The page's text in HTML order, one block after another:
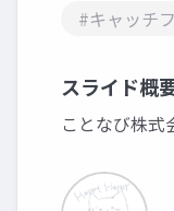
#キャッチ
スライド概
ことなび株式